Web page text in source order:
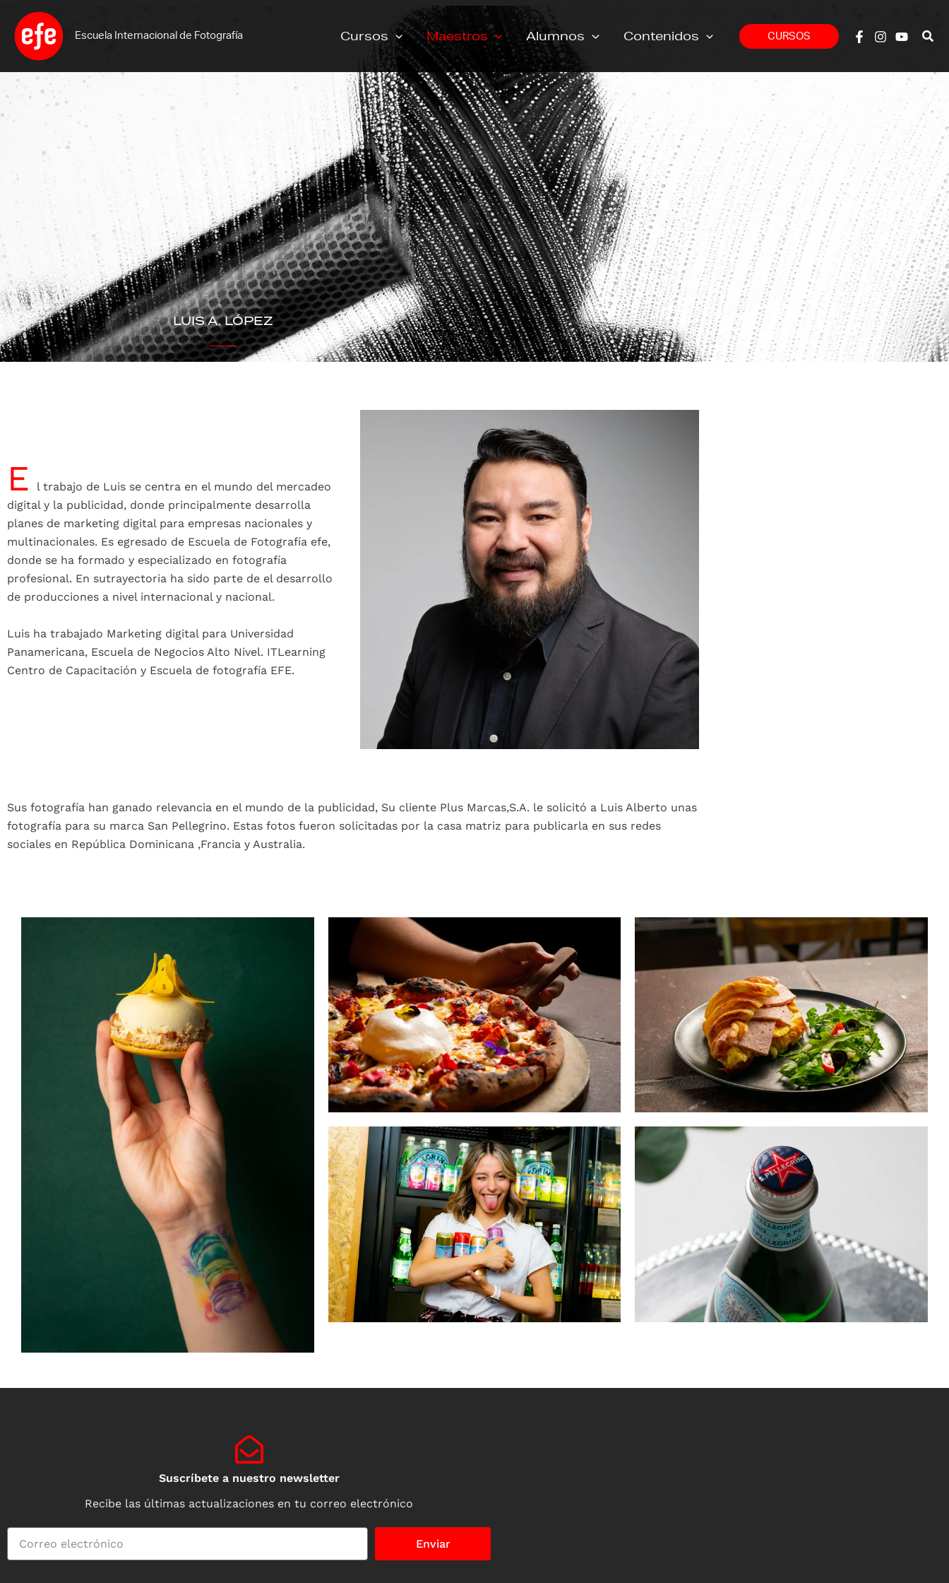
contenido
Escuela Internacional de Fotografía Cursos Maestros Alumnos Contenidos CURSOS
LUIS A. LÓPEZ
E
l trabajo de Luis se centra en el mundo del mercadeo
digital y la publicidad, donde principalmente desarrolla
planes de marketing digital para empresas nacionales y
multinacionales. Es egresado de Escuela de Fotografía efe,
donde se ha formado y especializado en fotografía
profesional. En sutrayectoria ha sido parte de el desarrollo
de producciones a nivel internacional y nacional.
Luis ha trabajado Marketing digital para Universidad
Panamericana, Escuela de Negocios Alto Nivel. ITLearning
Centro de Capacitación y Escuela de fotografía EFE.
Sus fotografía han ganado relevancia en el mundo de la publicidad, Su cliente Plus Marcas,S.A. le solicitó a Luis Alberto unas
fotografía para su marca San Pellegrino. Estas fotos fueron solicitadas por la casa matriz para publicarla en sus redes
sociales en República Dominicana ,Francia y Australia.
Suscríbete a nuestro newsletter
Recibe las últimas actualizaciones en tu correo electrónico
Enviar